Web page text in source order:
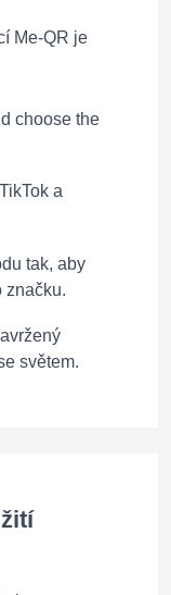
Me-QR je
choose the
a
tak, aby
značku.
světem.